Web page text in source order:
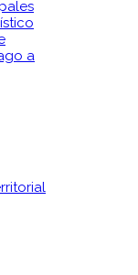
a